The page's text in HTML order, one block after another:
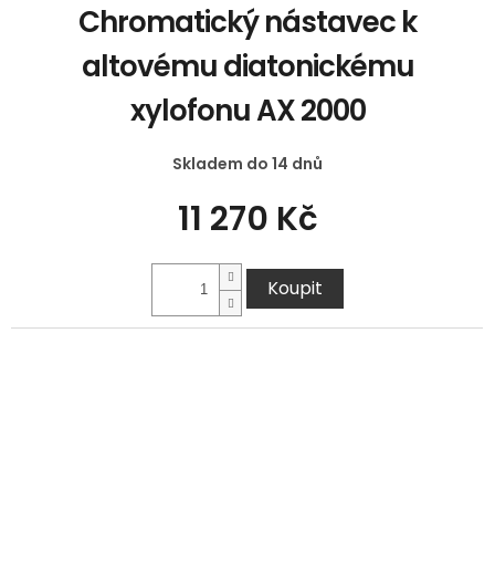
Chromatický nástavec k
altovému diatonickému
xylofonu AX 2000
Skladem do 14 dnů
11 270 Kč
Koupit